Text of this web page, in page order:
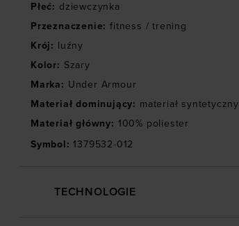
Płeć: dziewczynka
Przeznaczenie: fitness / trening
Krój: luźny
Kolor: Szary
Marka: Under Armour
Materiał dominujący: materiał syntetyczny
Materiał główny: 100% poliester
Symbol: 1379532-012
TECHNOLOGIE